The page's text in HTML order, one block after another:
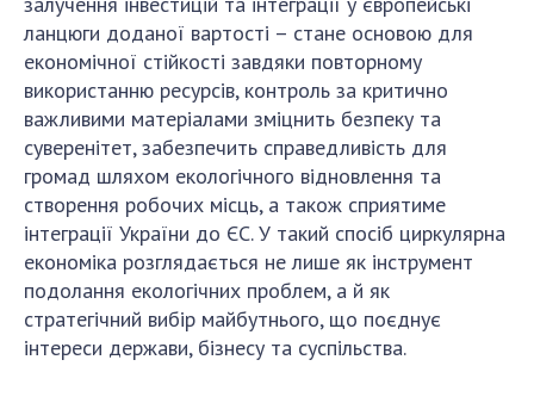
ланцюги доданої вартості – стане основою для
економічної стійкості завдяки повторному
використанню ресурсів, контроль за критично
важливими матеріалами зміцнить безпеку та
суверенітет, забезпечить справедливість для
громад шляхом екологічного відновлення та
створення робочих місць, а також сприятиме
інтеграції України до ЄС. У такий спосіб циркулярна
економіка розглядається не лише як інструмент
подолання екологічних проблем, а й як
стратегічний вибір майбутнього, що поєднує
інтереси держави, бізнесу та суспільства.